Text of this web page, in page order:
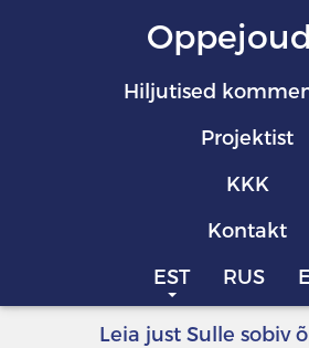
Hiljutised
Projektist
KKK
Kontakt
EST
RUS
Leia just Sulle sobiv